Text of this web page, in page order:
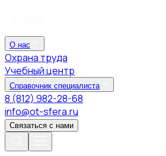
О нас
Охрана труда
Учебный центр
Справочник специалиста
8 (812) 982-28-68
info@ot-sfera.ru
Связаться с нами